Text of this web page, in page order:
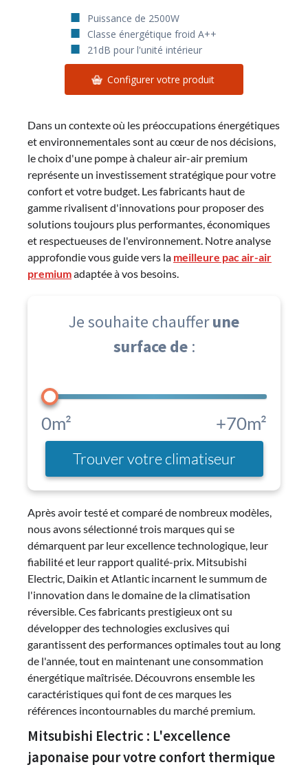
Puissance de 2500W
Classe énergétique froid A++
21dB pour l'unité intérieur
Configurer votre produit
Dans un contexte où les préoccupations énergétiques
et environnementales sont au cœur de nos décisions,
le choix d'une pompe à chaleur air-air premium
représente un investissement stratégique pour votre
confort et votre budget. Les fabricants haut de
gamme rivalisent d'innovations pour proposer des
solutions toujours plus performantes, économiques
et respectueuses de l'environnement. Notre analyse
approfondie vous guide vers la meilleure pac air-air
premiumadaptée à vos besoins.
Je souhaite chaufferune
surface de:
0m² +70m²
Trouver votre climatiseur
Après avoir testé et comparé de nombreux modèles,
nous avons sélectionné trois marques qui se
démarquent par leur excellence technologique, leur
fiabilité et leur rapport qualité-prix. Mitsubishi
Electric, Daikin et Atlantic incarnent le summum de
l'innovation dans le domaine de la climatisation
réversible. Ces fabricants prestigieux ont su
développer des technologies exclusives qui
garantissent des performances optimales tout au long
de l'année, tout en maintenant une consommation
énergétique maîtrisée. Découvrons ensemble les
caractéristiques qui font de ces marques les
références incontournables du marché premium.
Mitsubishi Electric : L'excellence
japonaise pour votre confort thermique